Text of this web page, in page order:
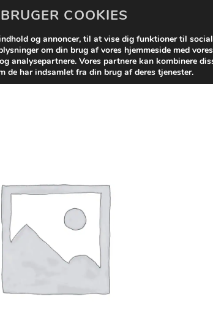
COOKIES
og annoncer, til at vise dig funktioner til
om din brug af vores hjemmeside med
analysepartnere. Vores partnere kan kombinere
de har indsamlet fra din brug af deres tjenester.